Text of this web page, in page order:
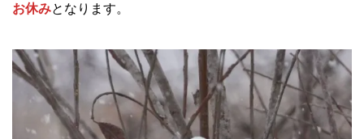
お休みとなります。